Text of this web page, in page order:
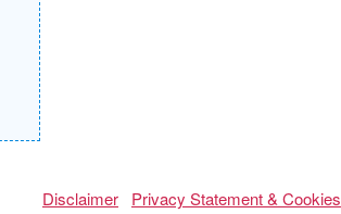
Disclaimer Privacy Statement & Cookies